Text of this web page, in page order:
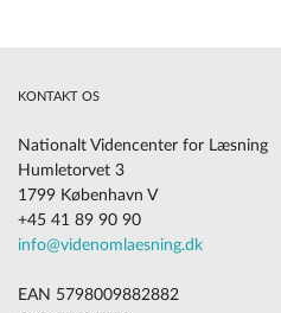
KONTAKT OS
Nationalt Videncenter for Læsning
Humletorvet 3
1799 København V
+45 41 89 90 90
info@videnomlaesning.dk
EAN 5798009882882